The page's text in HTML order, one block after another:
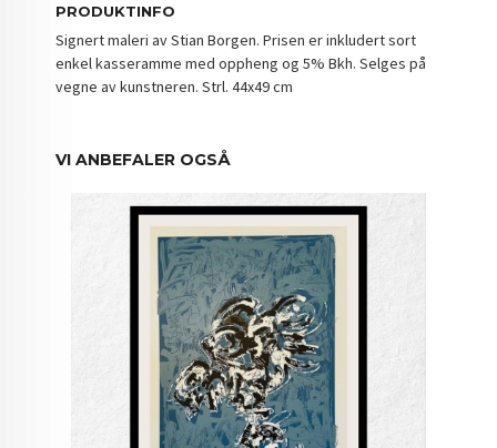
PRODUKTINFO
Signert maleri av Stian Borgen. Prisen er inkludert sort
enkel kasseramme med oppheng og 5% Bkh. Selges på
vegne av kunstneren. Strl. 44x49 cm
VI ANBEFALER OGSÅ